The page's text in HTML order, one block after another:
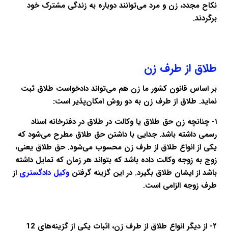
نکاح مجدد، زن و مرد می‌توانند دوباره به زندگی مشترک خود
برگردند.
طلاق از طرف زن
بر اساس قانون کشور ما زن هم می‌تواند دادخواست طلاق ثبت
نماید. طلاق از طرف زن به دو روش امکان‌پذیر است:
۱- چنانچه زن حق طلاق یا وکالت در طلاق در دفترخانه اسناد
رسمی داشته باشد. جدایی با داشتن حق طلاق مطرح می‌شود که
یکی از انواع طلاق از طرف زن محسوب می‌شود. حق طلاق یعنی،
زوج به زوجه وکالت داده باشد که بتواند هر زمان که تمایل داشته
باشد از ایشان طلاق بگیرد. در این گزینه گرفتنوکیل دادگستریاز
طرف زوجه الزامی است.
۲- از دیگر انواع طلاق از طرف زن، اثبات یکی از گزینه‌های 12